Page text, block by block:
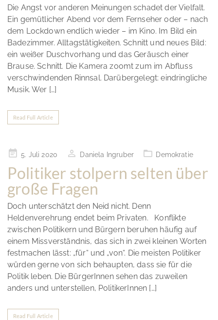
Die Angst vor anderen Meinungen schadet der Vielfalt.
Ein gemütlicher Abend vor dem Fernseher oder – nach
dem Lockdown endlich wieder – im Kino. Im Bild ein
Badezimmer. Alltagstätigkeiten. Schnitt und neues Bild:
ein weißer Duschvorhang und das Geräusch einer
Brause. Schnitt. Die Kamera zoomt zum im Abfluss
verschwindenden Rinnsal. Darübergelegt: eindringliche
Musik. Wer […]
Read Full Article
Posted5. Juli 2020 Daniela Ingruber Demokratie
Politiker stolpern selten über
große Fragen
Doch unterschätzt den Neid nicht. Denn
Heldenverehrung endet beim Privaten. Konflikte
zwischen Politikern und Bürgern beruhen häufig auf
einem Missverständnis, das sich in zwei kleinen Worten
festmachen lässt: „für“ und „von“. Die meisten Politiker
würden gerne von sich behaupten, dass sie für die
Politik leben. Die BürgerInnen sehen das zuweilen
anders und unterstellen, PolitikerInnen […]
Read Full Article